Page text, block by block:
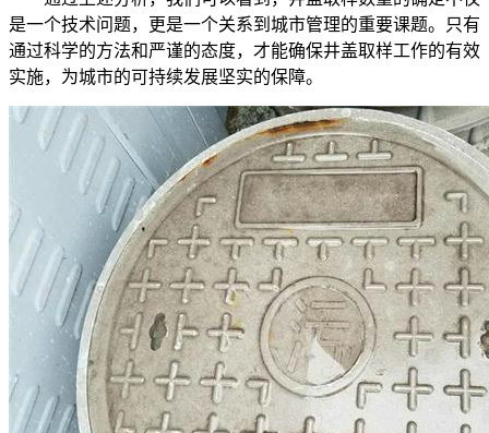
是一个技术问题，更是一个关系到城市管理的重要课题。只有
通过科学的方法和严谨的态度，才能确保井盖取样工作的有效
实施，为城市的可持续发展坚实的保障。